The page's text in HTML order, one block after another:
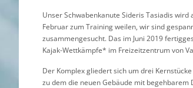
Unser Schwabenkanute Sideris Tasiadis
Februar zum Training weilen, wir sind
zusammengesucht. Das im Juni 2019
Kajak-Wettkämpfe* im Freizeitzentrum von
Der Komplex gliedert sich um drei
zu dem die neuen Gebäude mit